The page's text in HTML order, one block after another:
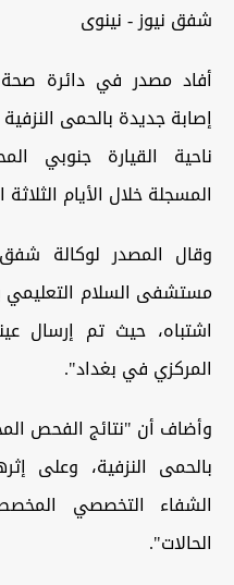
شفق نيوز - نينوى
أفاد مصدر في دائرة
ناحية القيارة جنوبي
المسجلة خلال الأيام
وقال المصدر لوكالة
اشتباه، حيث تم إرسال
المركزي في بغداد".
وأضاف أن "نتائج الفحص
بالحمى النزفية، وعلى
الشفاء التخصصي
الحالات".